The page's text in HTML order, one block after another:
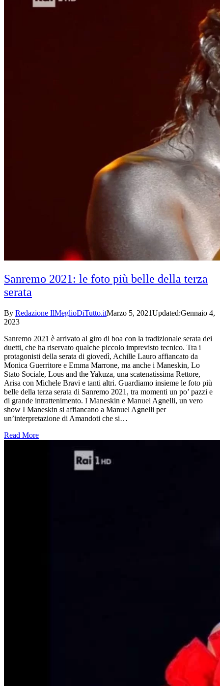
Sanremo 2021: le foto più belle della terza
serata
By Redazione IlMeglioDiTutto.itMarzo 5, 2021Updated:Gennaio 4,
2023
Sanremo 2021 è arrivato al giro di boa con la tradizionale serata dei
duetti, che ha riservato qualche piccolo imprevisto tecnico. Tra i
protagonisti della serata di giovedì, Achille Lauro affiancato da
Monica Guerritore e Emma Marrone, ma anche i Maneskin, Lo
Stato Sociale, Lous and the Yakuza, una scatenatissima Rettore,
Arisa con Michele Bravi e tanti altri. Guardiamo insieme le foto più
belle della terza serata di Sanremo 2021, tra momenti un po’ pazzi e
di grande intrattenimento. I Maneskin e Manuel Agnelli, un vero
show I Maneskin si affiancano a Manuel Agnelli per
un’interpretazione di Amandoti che si…
Read More